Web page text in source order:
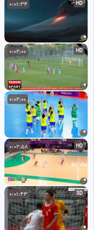
HD
0:01:34
HD
0:02:00
0:02:00
HD
0:02:58
SD
0:01:43